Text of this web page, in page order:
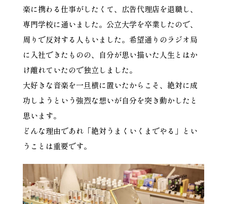
楽に携わる仕事がしたくて、広告代理店を退職し、
専門学校に通いました。公立大学を卒業したので、
周りで反対する人もいました。希望通りのラジオ局
に入社できたものの、自分が思い描いた人生とはか
け離れていたので独立しました。
大好きな音楽を一旦横に置いたからこそ、絶対に成
功しようという強烈な想いが自分を突き動かしたと
思います。
どんな理由であれ「絶対うまくいくまでやる」とい
うことは重要です。